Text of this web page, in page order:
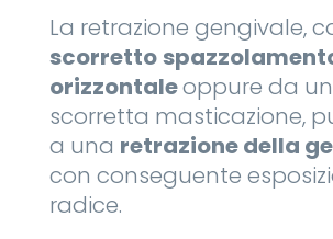
La retrazione gengivale,
scorretto
orizzontaleoppure da
scorretta masticazione,
a una retrazione della
con conseguente
radice.